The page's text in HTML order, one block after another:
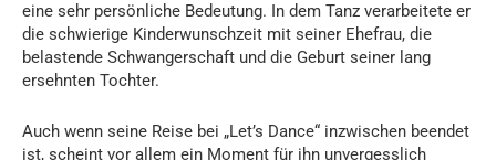
eine sehr persönliche Bedeutung. In dem Tanz verarbeitete er
die schwierige Kinderwunschzeit mit seiner Ehefrau, die
belastende Schwangerschaft und die Geburt seiner lang
ersehnten Tochter.
Auch wenn seine Reise bei „Let’s Dance“ inzwischen beendet
ist, scheint vor allem ein Moment für ihn unvergesslich